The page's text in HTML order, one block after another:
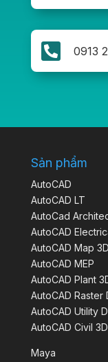
 0913
Sản phẩm
AutoCAD
AutoCAD LT
AutoCad
AutoCAD
AutoCAD Map 3D
AutoCAD MEP
AutoCAD Plant
AutoCAD Raster
AutoCAD Utility
AutoCAD Civil 3D
Maya